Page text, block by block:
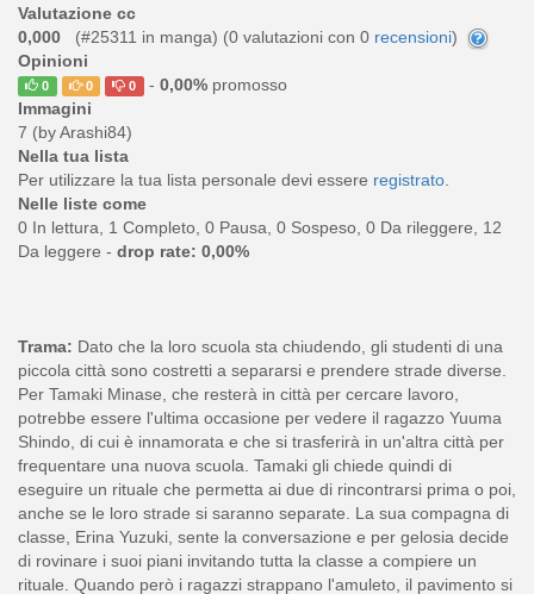
Valutazione cc
0,000
(#25311 in manga) (0 valutazioni con 0 recensioni)
Opinioni
0 0 0 - 0,00%promosso
Immagini
7 (by Arashi84)
Nella tua lista
Per utilizzare la tua lista personale devi essere registrato.
Nelle liste come
0 In lettura, 1 Completo, 0 Pausa, 0 Sospeso, 0 Da rileggere, 12
Da leggere - drop rate: 0,00%
Trama: Dato che la loro scuola sta chiudendo, gli studenti di una
piccola città sono costretti a separarsi e prendere strade diverse.
Per Tamaki Minase, che resterà in città per cercare lavoro,
potrebbe essere l'ultima occasione per vedere il ragazzo Yuuma
Shindo, di cui è innamorata e che si trasferirà in un'altra città per
frequentare una nuova scuola. Tamaki gli chiede quindi di
eseguire un rituale che permetta ai due di rincontrarsi prima o poi,
anche se le loro strade si saranno separate. La sua compagna di
classe, Erina Yuzuki, sente la conversazione e per gelosia decide
di rovinare i suoi piani invitando tutta la classe a compiere un
rituale. Quando però i ragazzi strappano l'amuleto, il pavimento si